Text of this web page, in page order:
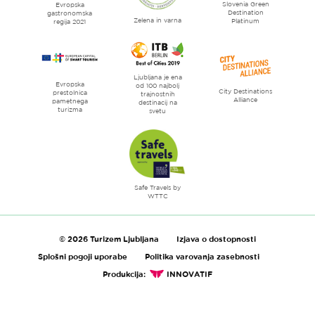
literature
Evropska
gastronomska
regija 2021
Zelena in varna
Slovenia Green
Destination
Platinum
Evropska
prestolnica
pametnega
turizma
Ljubljana je ena
od 100 najbolj
trajnostnih
destinacij na
svetu
City Destinations
Alliance
Safe Travels by
WTTC
© 2026 Turizem Ljubljana
Izjava o dostopnosti
Splošni pogoji uporabe
Politika varovanja zasebnosti
Produkcija:
INNOVATIF